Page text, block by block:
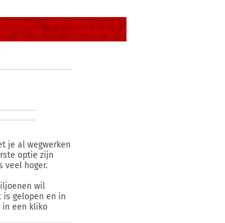
je al wegwerken
optie zijn
veel hoger.
wil
gelopen en in
in een kliko